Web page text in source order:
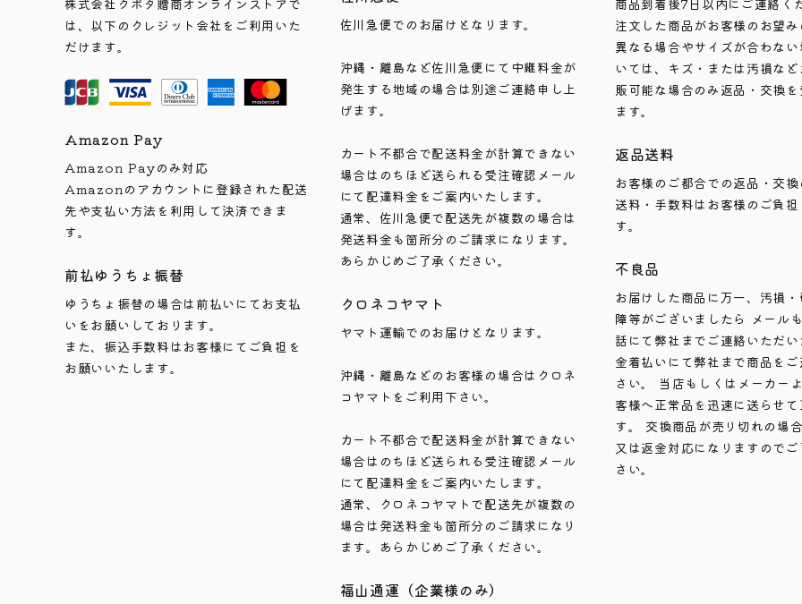
株式会社クボタ贈商オンラインストアで
は、以下のクレジット会社をご利用いた
だけます。
Amazon Pay
Amazon Payのみ対応
Amazonのアカウントに登録された配送
先や支払い方法を利用して決済できま
す。
前払ゆうちょ振替
ゆうちょ振替の場合は前払いにてお支払
いをお願いしております。
また、振込手数料はお客様にてご負担を
お願いいたします。
佐川急便でのお届けとなります。
沖縄・離島など佐川急便にて中継料金が
発生する地域の場合は別途ご連絡申し上
げます。
カート不都合で配送料金が計算できない
場合はのちほど送られる受注確認メール
にて配達料金をご案内いたします。
通常、佐川急便で配送先が複数の場合は
発送料金も箇所分のご請求になります。
あらかじめご了承ください。
クロネコヤマト
ヤマト運輸でのお届けとなります。
沖縄・離島などのお客様の場合はクロネ
コヤマトをご利用下さい。
カート不都合で配送料金が計算できない
場合はのちほど送られる受注確認メール
にて配達料金をご案内いたします。
通常、クロネコヤマトで配送先が複数の
場合は発送料金も箇所分のご請求になり
ます。あらかじめご了承ください。
福山通運（企業様のみ）
商品到着後7日以内にご連絡く
注文した商品がお客様のお望み
異なる場合やサイズが合わな
いては、キズ・または汚損な
販可能な場合のみ返品・交換を
ます。
返品送料
お客様のご都合での返品・交換
送料・手数料はお客様のご負担
す。
不良品
お届けした商品に万一、汚損
障等がございましたら メール
話にて弊社までご連絡いただ
金着払いにて弊社まで商品を
さい。 当店もしくはメーカー
客様へ正常品を迅速に送らせて
す。 交換商品が売り切れの場合
又は返金対応になりますので
さい。